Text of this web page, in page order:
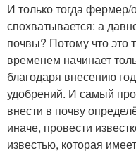
И только тогда фермер/
спохватывается: а
почвы? Потому что это
временем начинает
благодаря внесению
удобрений. И самый
внести в почву
иначе, провести
известью, которая